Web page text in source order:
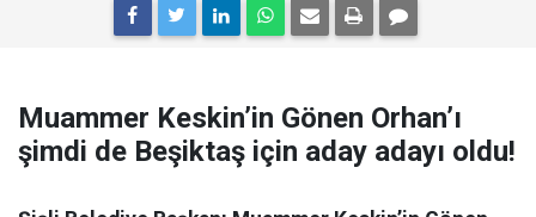
Muammer Keskin’in Gönen Orhan’ı
şimdi de Beşiktaş için aday adayı oldu!